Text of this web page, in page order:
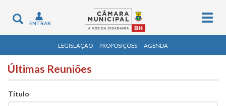
Toggle
navigation
ENTRAR
LEGISLAÇÃO PROPOSIÇÕES AGENDA
Últimas Reuniões
Título